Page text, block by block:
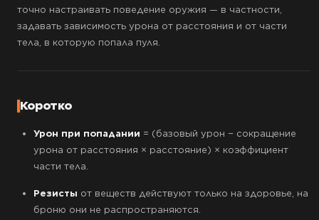
точно настраивать поведение оружия — в частности,
задавать зависимость урона от расстояния и от части
тела, в которую попала пуля.
Коротко
Урон при попадании = (базовый урон − сокращение
урона от расстояния × расстояние) × коэффициент
части тела.
Резисты от веществ действуют только на здоровье, на
броню они не распространяются.